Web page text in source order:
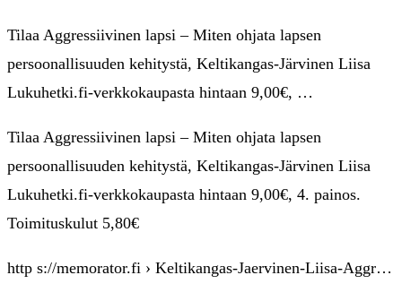
Tilaa Aggressiivinen lapsi – Miten ohjata lapsen
persoonallisuuden kehitystä, Keltikangas-Järvinen Liisa
Lukuhetki.fi-verkkokaupasta hintaan 9,00€, …
Tilaa Aggressiivinen lapsi – Miten ohjata lapsen
persoonallisuuden kehitystä, Keltikangas-Järvinen Liisa
Lukuhetki.fi-verkkokaupasta hintaan 9,00€, 4. painos.
Toimituskulut 5,80€
http s://memorator.fi › Keltikangas-Jaervinen-Liisa-Aggr…